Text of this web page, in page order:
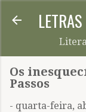
Os
Passos
- quarta-feira,